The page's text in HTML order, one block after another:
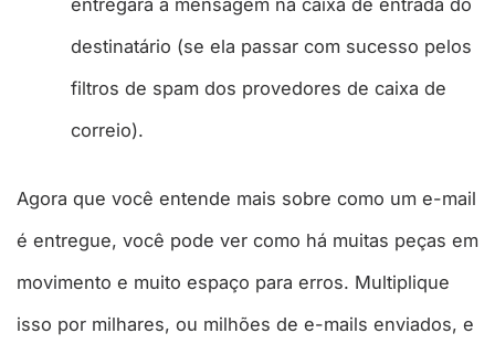
destinatário (se ela passar com sucesso pelos
filtros de spam dos provedores de caixa de
correio).
Agora que você entende mais sobre como um e-mail
é entregue, você pode ver como há muitas peças em
movimento e muito espaço para erros. Multiplique
isso por milhares, ou milhões de e-mails enviados, e